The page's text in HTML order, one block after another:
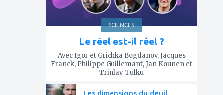
SCIENCES
Le réel est-il réel ?
Avec Igor et Grichka Bogdanov, Jacques
Franck, Philippe Guillemant, Jan Kounen et
Trinlay Tulku
Les dimensions du deuil